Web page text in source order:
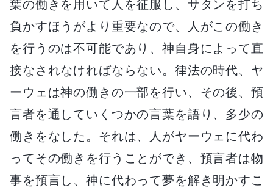
葉の働きを用いて人を征服し、サタンを打ち
負かすほうがより重要なので、人がこの働き
を行うのは不可能であり、神自身によって直
接なされなければならない。律法の時代、ヤ
ーウェは神の働きの一部を行い、その後、預
言者を通していくつかの言葉を語り、多少の
働きをなした。それは、人がヤーウェに代わ
ってその働きを行うことができ、預言者は物
事を預言し、神に代わって夢を解き明かすこ